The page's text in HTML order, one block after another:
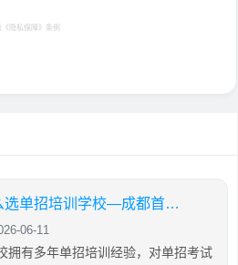
《隐私保障》 条例
2026年四川单招生怎么选单招培训学校—成都首创锦榜单招培训
06-11
拥有多年单招培训经验，对单招考试